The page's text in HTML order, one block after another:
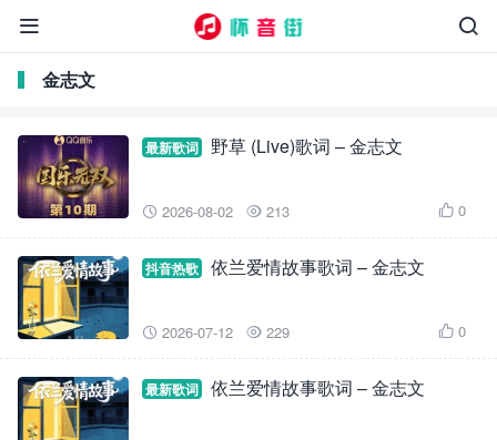


金志文
最新歌词 野草 (Live)歌词 – 金志文
 2026-08-02  213  0
抖音热歌 依兰爱情故事歌词 – 金志文
 2026-07-12  229  0
最新歌词 依兰爱情故事歌词 – 金志文